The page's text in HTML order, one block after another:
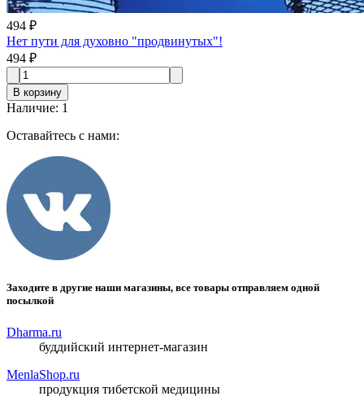
494 ₽
Нет пути для духовно "продвинутых"!
494 ₽
В корзину
Наличие: 1
Оставайтесь с нами:
Заходите в другие наши магазины, все товары отправляем одной
посылкой
Dharma.ru
буддийский интернет-магазин
MenlaShop.ru
продукция тибетской медицины